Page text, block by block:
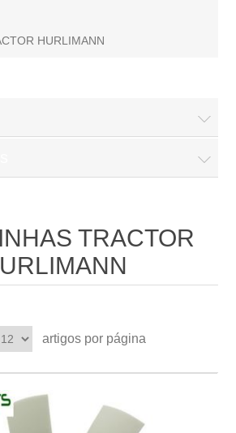
HURLIMANN
TRACTOR
artigos por página